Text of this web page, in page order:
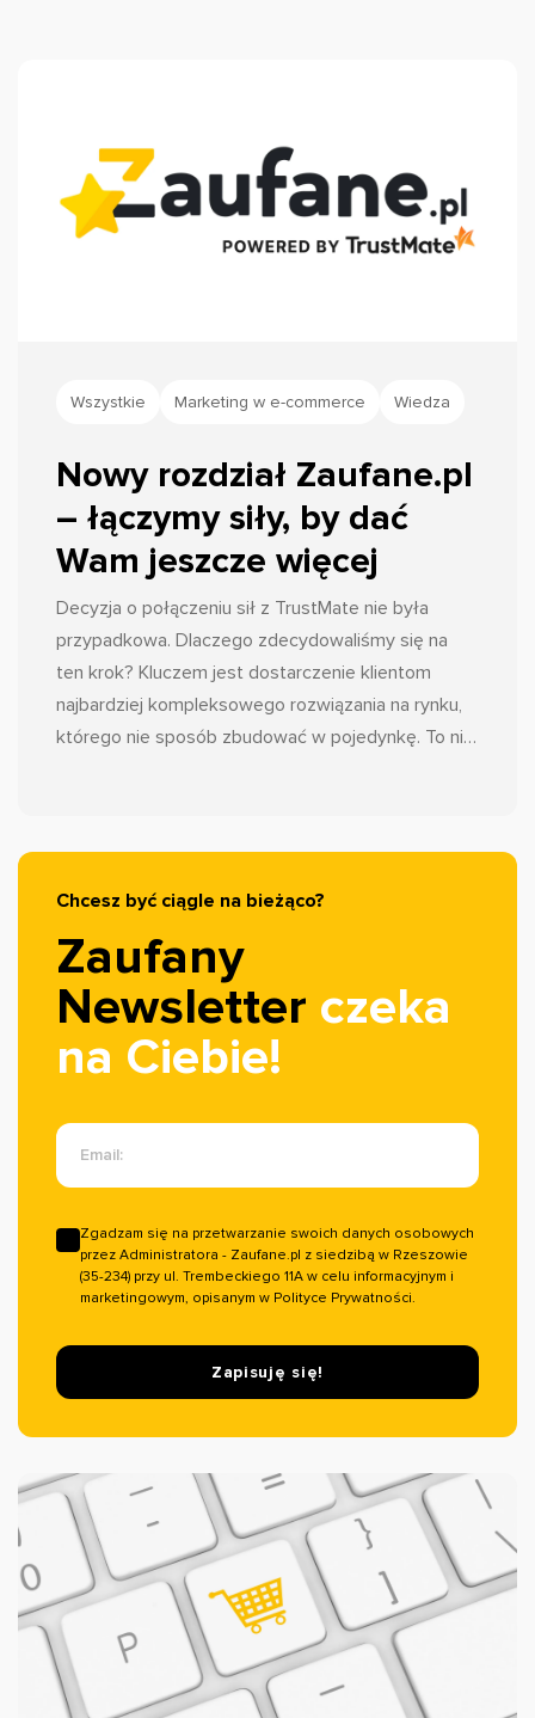
Wszystkie Marketing w e-commerce Wiedza
Nowy rozdział Zaufane.pl
– łączymy siły, by dać
Wam jeszcze więcej
Decyzja o połączeniu sił z TrustMate nie była
przypadkowa. Dlaczego zdecydowaliśmy się na
ten krok? Kluczem jest dostarczenie klientom
najbardziej kompleksowego rozwiązania na rynku,
którego nie sposób zbudować w pojedynkę. To nie
klienci, stajecie się częścią największego
Chcesz być ciągle na bieżąco?
Zaufany
Newsletter czeka
na Ciebie!
Email:
Zgadzam się na przetwarzanie swoich danych osobowych
przez Administratora - Zaufane.pl z siedzibą w Rzeszowie
(35-234) przy ul. Trembeckiego 11A w celu informacyjnym i
marketingowym, opisanym w Polityce Prywatności.
Zapisuję się!